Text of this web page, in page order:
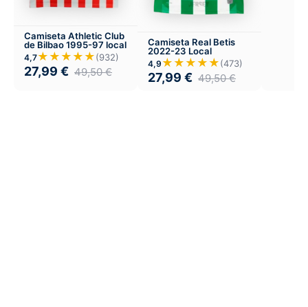
Camiseta Athletic Club
de Bilbao 1995-97 local
4,7★★★★★(932)
27,99 € 49,50€
Camiseta Real Betis
2022-23 Local
4,9 ★★★★★(473)
27,99 € 49,50€